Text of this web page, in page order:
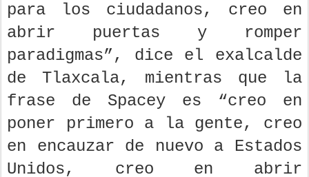
para los ciudadanos, creo en
abrir puertas y romper
paradigmas”, dice el exalcalde
de Tlaxcala, mientras que la
frase de Spacey es “creo en
poner primero a la gente, creo
en encauzar de nuevo a Estados
Unidos, creo en abrir